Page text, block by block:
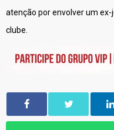
atenção por envolver um
clube.